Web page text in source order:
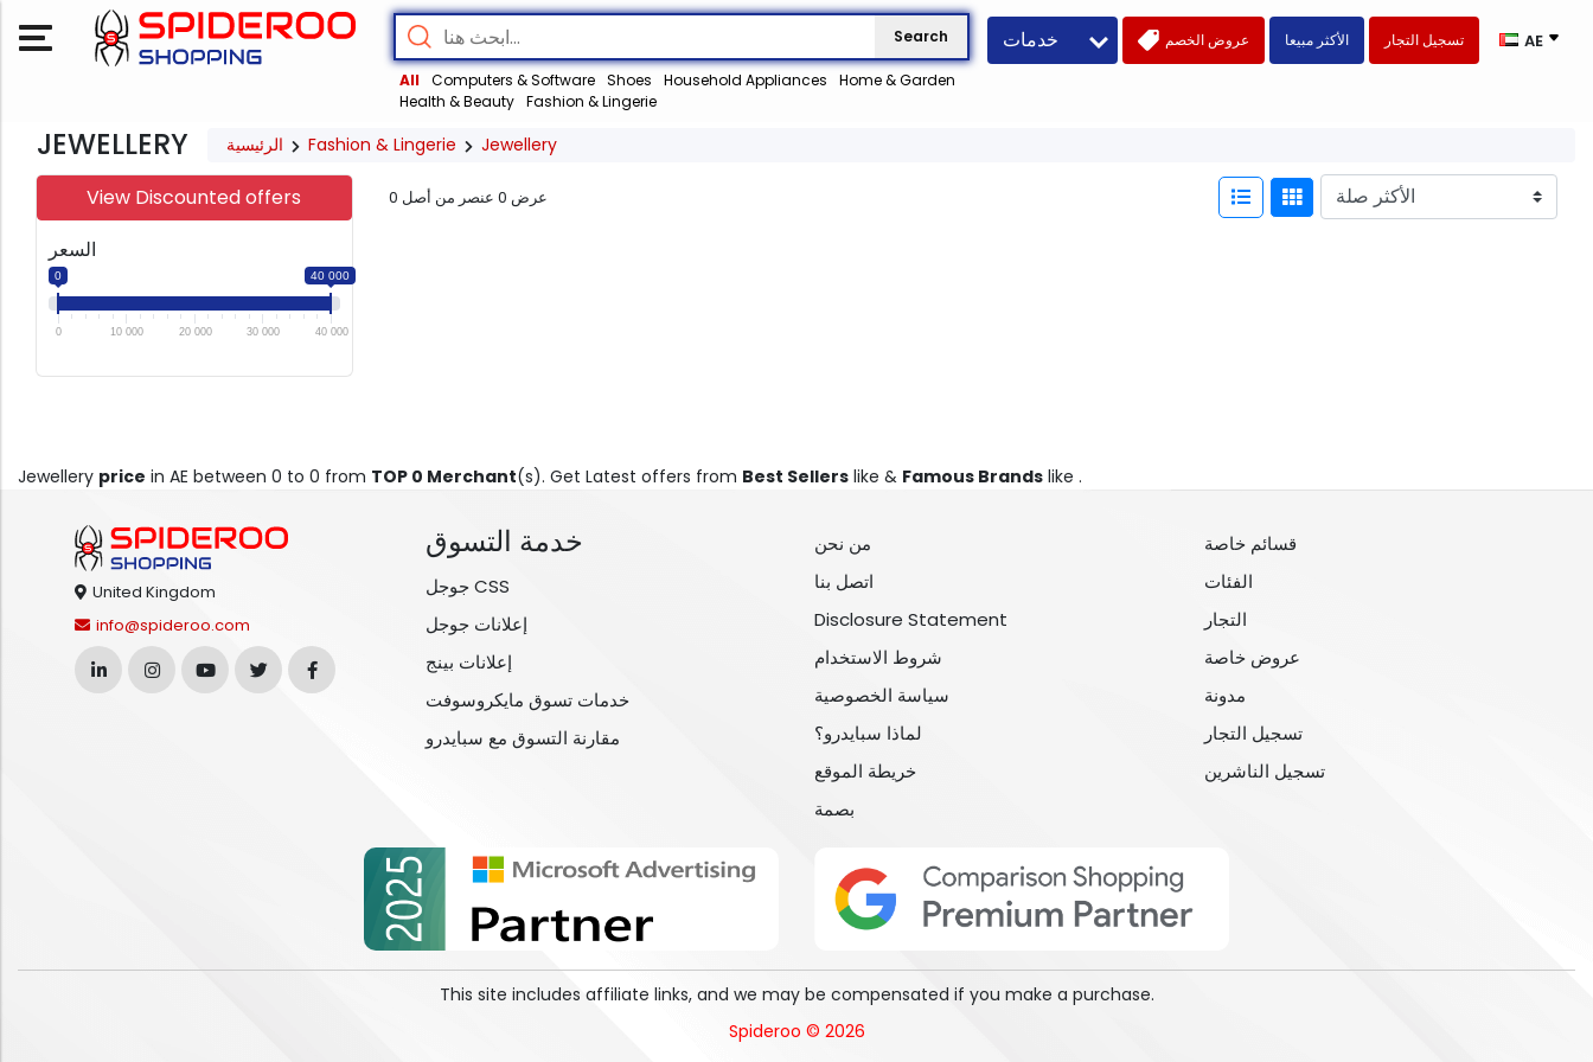
Search
All Computers & Software Shoes Household Appliances
Home & Garden
Health & Beauty Fashion & Lingerie
خدمات عروض الخصم الأكثر مبيعا تسجيل التجار AE
JEWELLERY الرئيسية Fashion & Lingerie Jewellery
View Discounted offers
السعر
0 40 000
0 10 000 20 000 30 000 40 000
عرض 0 عنصر من أصل 0
Jewellery price in AE between 0 to 0 from TOP 0 Merchant(s). Get Latest offers from Best Sellers like & Famous Brands like .
United Kingdom
info@spideroo.com
خدمة التسوق
جوجل CSS
إعلانات جوجل
إعلانات بينج
خدمات تسوق مايكروسوفت
مقارنة التسوق مع سبايدرو
من نحن
اتصل بنا
Disclosure Statement
شروط الاستخدام
سياسة الخصوصية
لماذا سبايدرو؟
خريطة الموقع
بصمة
قسائم خاصة
الفئات
التجار
عروض خاصة
مدونة
تسجيل التجار
تسجيل الناشرين
This site includes affiliate links, and we may be compensated if you make a purchase.
Spideroo © 2026